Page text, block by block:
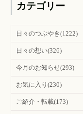
カテゴリー
日々のつぶやき(1222)
日々の想い(326)
今月のお知らせ(293)
お気に入り(230)
ご紹介・転載(173)